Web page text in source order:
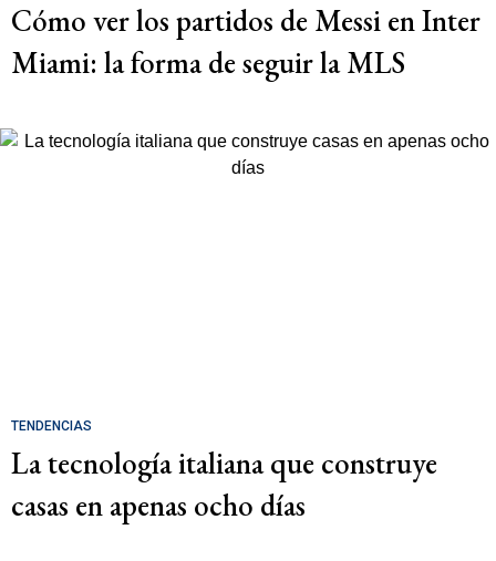
Cómo ver los partidos de Messi en Inter
Miami: la forma de seguir la MLS
TENDENCIAS
La tecnología italiana que construye
casas en apenas ocho días